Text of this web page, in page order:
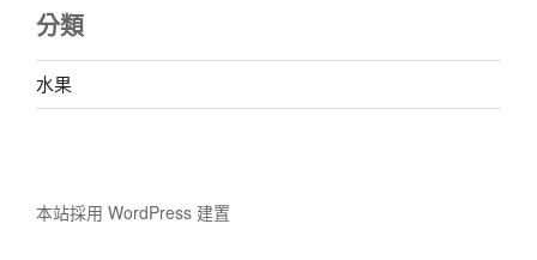
分類
水果
本站採用 WordPress 建置